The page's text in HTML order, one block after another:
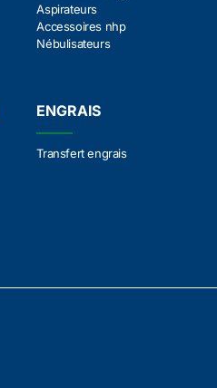
Aspirateurs
Accessoires nhp
Nébulisateurs
ENGRAIS
Transfert engrais